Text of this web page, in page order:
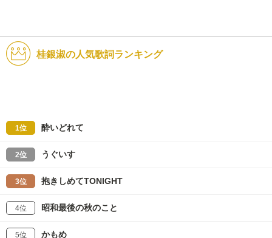
桂銀淑の人気歌詞ランキング
1位 酔いどれて
2位 うぐいす
3位 抱きしめてTONIGHT
4位 昭和最後の秋のこと
5位 かもめ